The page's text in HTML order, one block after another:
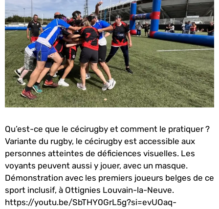
Qu’est-ce que le cécirugby et comment le pratiquer ?
Variante du rugby, le cécirugby est accessible aux
personnes atteintes de déficiences visuelles. Les
voyants peuvent aussi y jouer, avec un masque.
Démonstration avec les premiers joueurs belges de ce
sport inclusif, à Ottignies Louvain-la-Neuve.
https://youtu.be/SbTHY0GrL5g?si=evUOaq-